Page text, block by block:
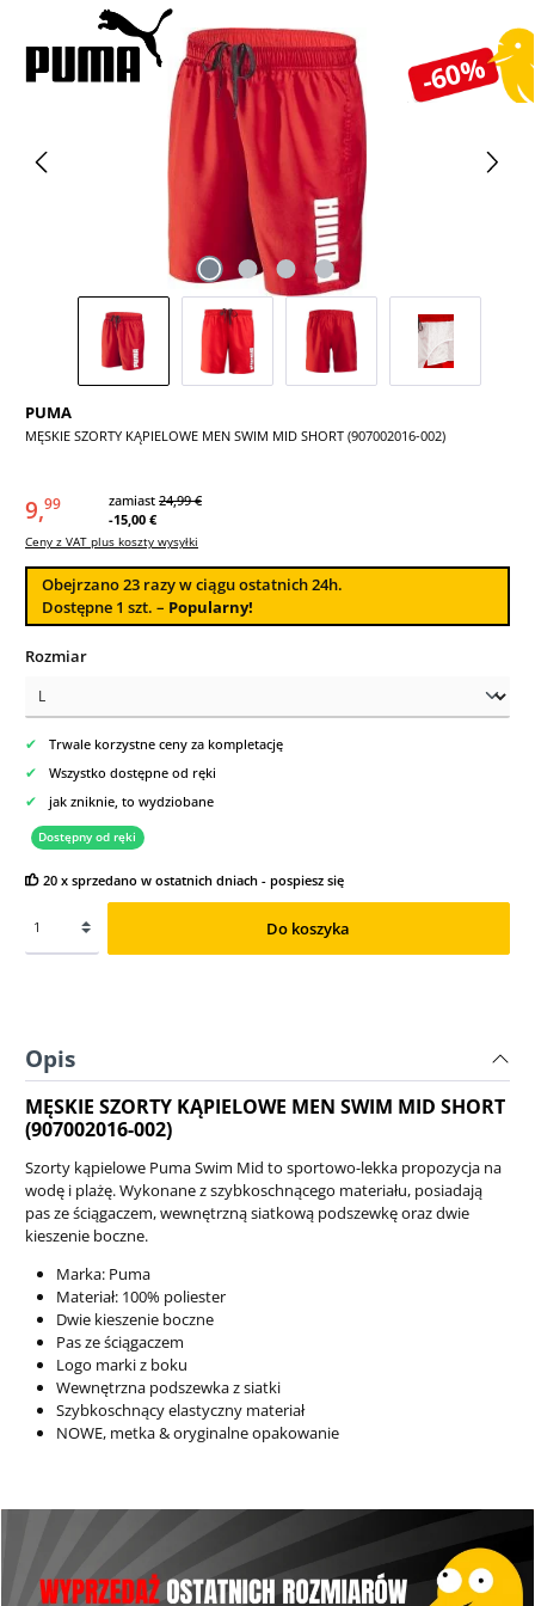
-60%
Pomiń galerię zdjęć
PUMA
MĘSKIE SZORTY KĄPIELOWE MEN SWIM MID SHORT (907002016-002)
9,99 zamiast 24,99 €
-15,00 €
Ceny z VAT plus koszty wysyłki
Obejrzano23 razy w ciągu ostatnich 24h.
Dostępne 1 szt. – Popularny!
Wybierz
Rozmiar
✔ Trwale korzystne ceny za kompletację
✔ Wszystko dostępne od ręki
✔ jak zniknie, to wydziobane
Dostępny od ręki
20 x sprzedano w ostatnich dniach - pospiesz się
Do koszyka
Opis
MĘSKIE SZORTY KĄPIELOWE MEN SWIM MID SHORT
(907002016-002)
Szorty kąpielowe Puma Swim Mid to sportowo-lekka propozycja na
wodę i plażę. Wykonane z szybkoschnącego materiału, posiadają
pas ze ściągaczem, wewnętrzną siatkową podszewkę oraz dwie
kieszenie boczne.
Marka: Puma
Materiał: 100% poliester
Dwie kieszenie boczne
Pas ze ściągaczem
Logo marki z boku
Wewnętrzna podszewka z siatki
Szybkoschnący elastyczny materiał
NOWE, metka & oryginalne opakowanie